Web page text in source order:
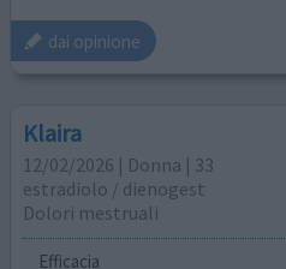
dai opinione
Klaira
12/02/2026 | Donna | 33
estradiolo / dienogest
Dolori mestruali
Efficacia